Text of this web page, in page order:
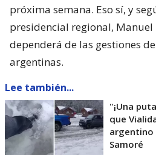
próxima semana. Eso sí, y
presidencial regional,
dependerá de las gestiones
argentinas.
Lee también...
"¡Una
que
argentino
Samoré